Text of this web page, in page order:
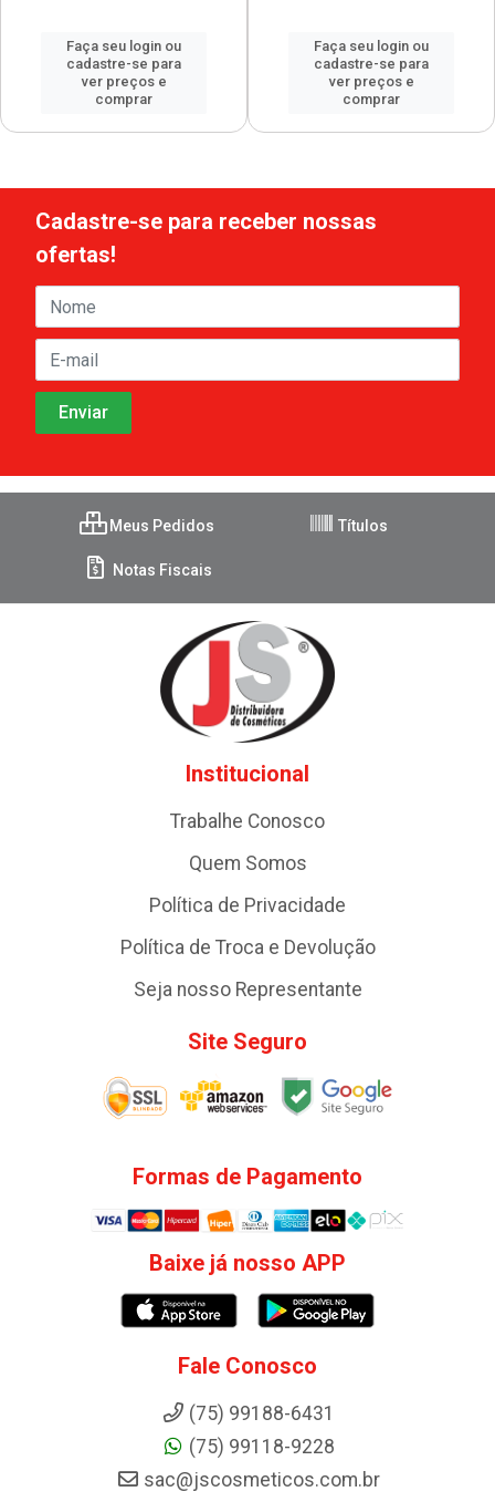
Faça seu login ou
cadastre-se para
ver preços e
comprar
Faça seu login ou
cadastre-se para
ver preços e
comprar
Cadastre-se para receber nossas
ofertas!
Meus Pedidos Títulos
Notas Fiscais
Institucional
Trabalhe Conosco
Quem Somos
Política de Privacidade
Política de Troca e Devolução
Seja nosso Representante
Site Seguro
Formas de Pagamento
Baixe já nosso APP
Fale Conosco
(75) 99188-6431
(75) 99118-9228
sac@jscosmeticos.com.br